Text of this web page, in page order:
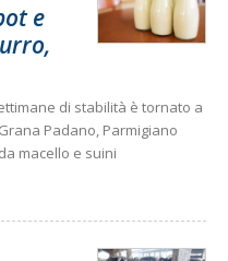
e
di stabilità è tornato a
Padano, Parmigiano
macello e suini